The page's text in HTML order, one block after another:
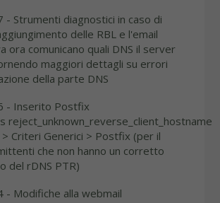
- Strumenti diagnostici in caso di
delle RBL e l'email
ora comunicano quali DNS il server
maggiori dettagli su errori
della parte DNS
- Inserito Postfix
reject_unknown_reverse_client_hostname
> Criteri Generici > Postfix (per il
che non hanno un corretto
del rDNS PTR)
- Modifiche alla webmail